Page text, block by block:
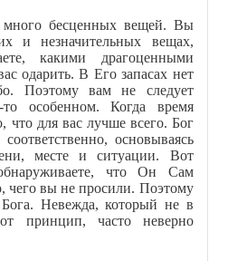
много бесценных вещей. Вы
и незначительных вещах,
какими драгоценными
одарить. В Его запасах нет
Поэтому вам не следует
особенном. Когда время
что для вас лучше всего. Бог
основываясь
месте и ситуации. Вот
что Он Сам
чего вы не просили. Поэтому
Невежда, который не в
принцип, часто неверно